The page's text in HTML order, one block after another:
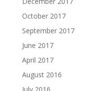
October 2017
September 2017
June 2017
April 2017
August 2016